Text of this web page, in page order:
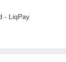
- LiqPay